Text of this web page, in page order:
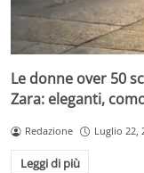
Le donne over 50
Zara: eleganti,
Redazione Luglio 22,
Leggi di più